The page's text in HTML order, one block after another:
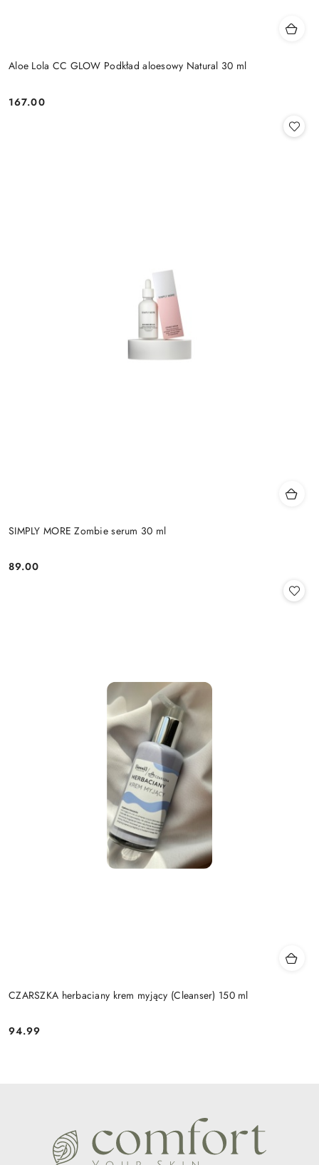
Aloe Lola CC GLOW Podkład aloesowy Natural 30 ml
Cena:
167.00
SIMPLY MORE Zombie serum 30 ml
Cena:
89.00
CZARSZKA herbaciany krem myjący (Cleanser) 150 ml
Cena:
94.99